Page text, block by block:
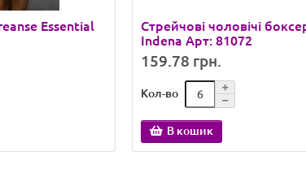
Essential
Стрейчові чоловічі
Indena Арт: 81072
159.78 грн.
Кол-во
В кошик